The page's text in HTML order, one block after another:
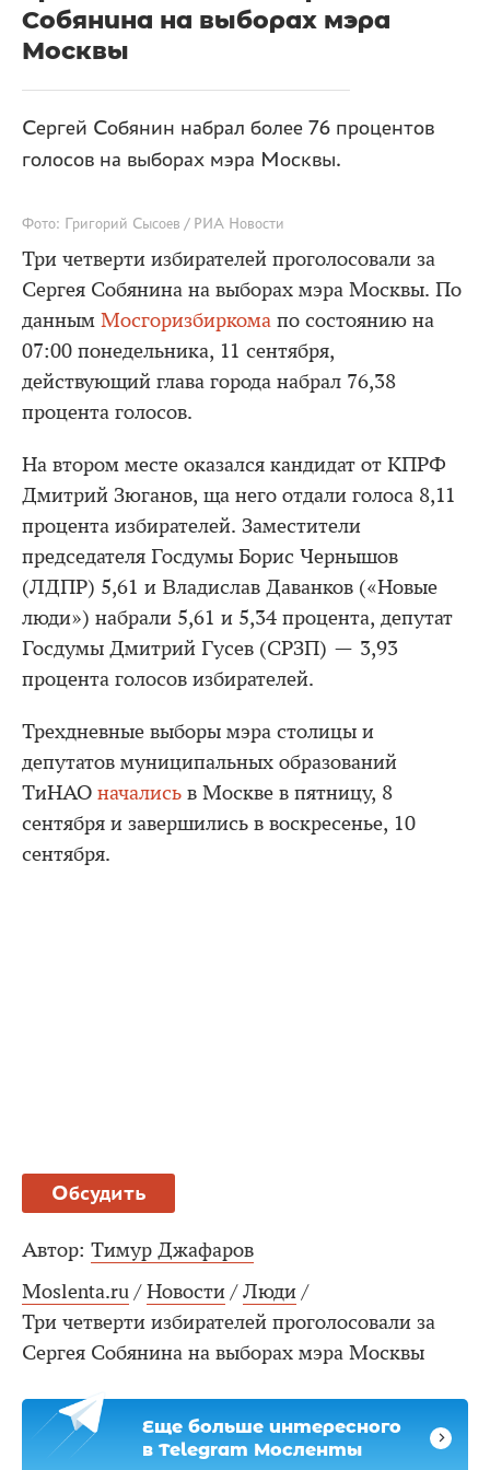
Собянина на выборах мэра
Москвы
Сергей Собянин набрал более 76 процентов
голосов на выборах мэра Москвы.
Фото: Григорий Сысоев / РИА Новости
Три четверти избирателей проголосовали за
Сергея Собянина на выборах мэра Москвы. По
данным Мосгоризбиркома по состоянию на
07:00 понедельника, 11 сентября,
действующий глава города набрал 76,38
процента голосов.
На втором месте оказался кандидат от КПРФ
Дмитрий Зюганов, ща него отдали голоса 8,11
процента избирателей. Заместители
председателя Госдумы Борис Чернышов
(ЛДПР) 5,61 и Владислав Даванков («Новые
люди») набрали 5,61 и 5,34 процента, депутат
Госдумы Дмитрий Гусев (СРЗП) — 3,93
процента голосов избирателей.
Трехдневные выборы мэра столицы и
депутатов муниципальных образований
ТиНАО начались в Москве в пятницу, 8
сентября и завершились в воскресенье, 10
сентября.
Обсудить
Автор: Тимур Джафаров
Moslenta.ru / Новости / Люди /
Три четверти избирателей проголосовали за
Сергея Собянина на выборах мэра Москвы
Еще больше интересного
в Telegram Мосленты